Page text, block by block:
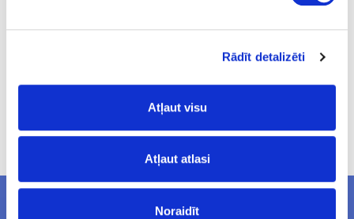
Rādīt detalizēti
Atļaut visu
Atļaut atlasi
Noraidīt
Cenas norādītas bez PVN. Cenas var tikt mainītas bez iepriekšēja
brīdinājuma.